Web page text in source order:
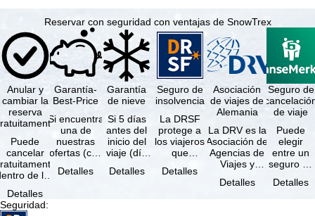
Reservar con seguridad con ventajas de SnowTrex
Anular y
cambiar la
reserva
Puede
cancelar
de los
a
reserva, …
Detalles
Garantía-
Best-Price
Si encuentra
una de
nuestras
ofertas (con
prestaciones
Detalles
Garantía
de nieve
Si 5 días
antes del
inicio del
viaje (día
ninguna de
Detalles
Seguro de
insolvencia
La DRSF
protege a
los viajeros
que
viaje
Detalles
Asociación
de viajes de
Alemania
La DRV es la
Asociación de
Agencias de
Viajes y
más grande
Detalles
Seguro de
de viaje
Puede
elegir
entre un
seguro de
de viaje
Detalles
Seguridad: